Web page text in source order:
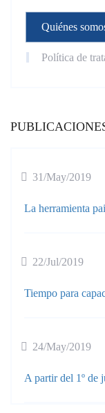
Quiénes
Política de
31/May/2019
La herramienta
22/Jul/2019
Tiempo para
24/May/2019
A partir del 1º de